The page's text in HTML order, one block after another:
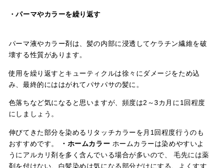
・パーマやカラーを繰り返す
パーマ液やカラー剤は、髪の内部に浸透してケラチン繊維を破
壊する性質があります。
使用を繰り返すとキューティクルは徐々にダメージをため込
み、最終的にははがれてパサパサの髪に。
色落ちなど気になると思いますが、頻度は2～3カ月に1回程度
にしましょう。
伸びてきた部分を染めるリタッチカラーを月1回程度行うのも
おすすめです。
・ホームカラー ホームカラーは染めやすいよ
うにアルカリ剤を多く含んでいる場合が多いので、 毛先には薬
剤を付けない、白髪染めは気になる部分だけにする、よくすす